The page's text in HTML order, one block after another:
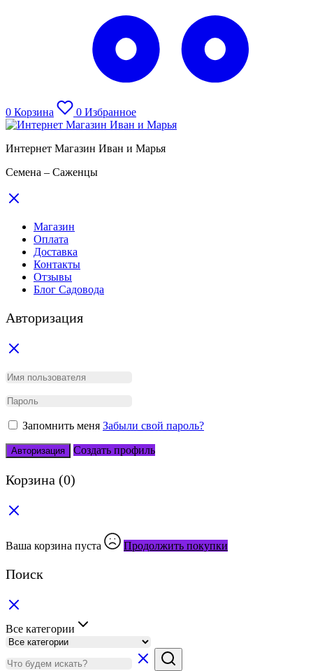
0 Корзина 0 Избранное
Интернет Магазин Иван и Марья
Семена – Саженцы
Магазин
Оплата
Доставка
Контакты
Отзывы
Блог Садовода
Авторизация
Запомнить меня Забыли свой пароль?
Авторизация Создать профиль
Корзина (0)
Ваша корзина пуста Продолжить покупки
Поиск
Все категории